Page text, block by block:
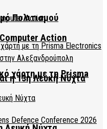
Πολιτισμού
χάρτη με τη Prisma
Action
η 13η Λευκή Νύχτα